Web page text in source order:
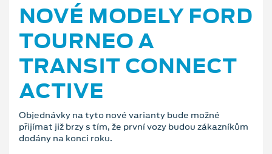
NOVÉ MODELY FORD
TOURNEO A
TRANSIT CONNECT
ACTIVE
Objednávky na tyto nové varianty bude možné
přijímat již brzy s tím, že první vozy budou zákazníkům
dodány na konci roku.